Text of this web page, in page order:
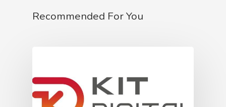
Recommended For You